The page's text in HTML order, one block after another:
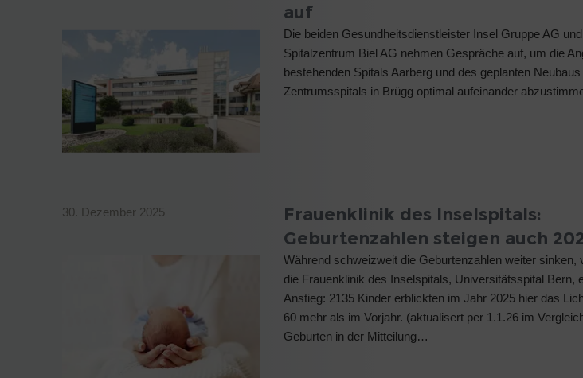
auf
Die beiden Gesundheitsdienstleister Insel Gruppe AG und
Spitalzentrum Biel AG nehmen Gespräche auf, um die
bestehenden Spitals Aarberg und des geplanten
Zentrumsspitals in Brügg optimal aufeinander
30. Dezember 2025
Frauenklinik des Inselspitals:
Geburtenzahlen steigen auch
Während schweizweit die Geburtenzahlen weiter sinken,
die Frauenklinik des Inselspitals, Universitätsspital Bern,
Anstieg: 2135 Kinder erblickten im Jahr 2025 hier das
60 mehr als im Vorjahr. (aktualisert per 1.1.26 im
Geburten in der Mitteilung…